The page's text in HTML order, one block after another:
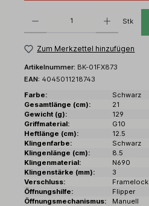
Stk
Zum Merkzettel hinzufügen
Artikelnummer: BK-01FX873
EAN: 4045011218743
Farbe:
Schwarz
Gesamtlänge (cm):
21
Gewicht (g):
129
Griffmaterial:
G10
Heftlänge (cm):
12.5
Klingenfarbe:
Schwarz
Klingenlänge (cm):
8.5
Klingenmaterial:
N690
Klingenstärke (mm):
3
Verschluss:
Framelock
Öffnungshilfe:
Flipper
Öffnungsmechanismus:
Manuell